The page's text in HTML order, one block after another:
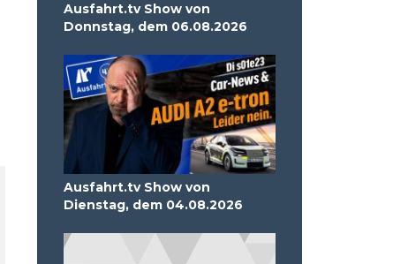
Ausfahrt.tv Show von
Donnstag, dem 06.08.2026
Ausfahrt.tv Show von
Dienstag, dem 04.08.2026